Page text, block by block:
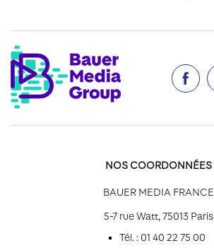

NOS COORDONNÉES
BAUER MEDIA FRANCE
5-7 rue Watt, 75013 Paris
Tél. : 01 40 22 75 00